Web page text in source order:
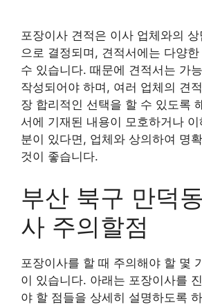
포장이사 견적은 이사 업체와의
으로 결정되며, 견적서에는 다양
수 있습니다. 때문에 견적서는 가
작성되어야 하며, 여러 업체의 견
장 합리적인 선택을 할 수 있도록
서에 기재된 내용이 모호하거나
분이 있다면, 업체와 상의하여 명
것이 좋습니다.
부산 북구 만덕
사 주의할점
포장이사를 할 때 주의해야 할 몇
이 있습니다. 아래는 포장이사를
야 할 점들을 상세히 설명하도록